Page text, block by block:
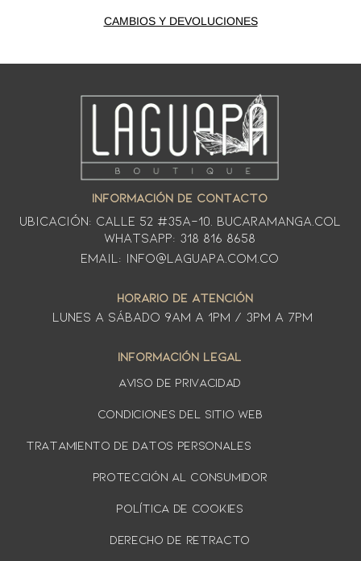
CAMBIOS Y DEVOLUCIONES
INFORMACIÓN DE CONTACTO
Ubicación: CALLE 52 #35A-10. Bucaramanga.Col
WhatsApp: 318 816 8658
Email: info@laguapa.com.co
HORARIO DE ATENCIÓN
LUNES A SÁbado 9am a 1pm / 3pm a 7pm
INFORMACIÓN LEGAL
AVISO DE PRIVACIDAD
Condiciones del sitio web
TRATAMIENTO DE DATOS PERSONALES
PROTECCIÓN AL CONSUMIDOR
Política de cookies
DERECHO DE RETRACTO